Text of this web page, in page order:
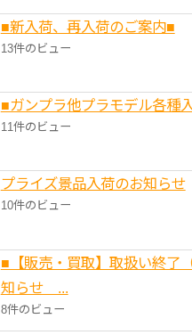
■新入荷、再入荷のご案内■
13件のビュー
■ガンプラ他プラモデル各種
11件のビュー
プライズ景品入荷のお知らせ
10件のビュー
■【販売・買取】取扱い終了
知らせ ...
8件のビュー